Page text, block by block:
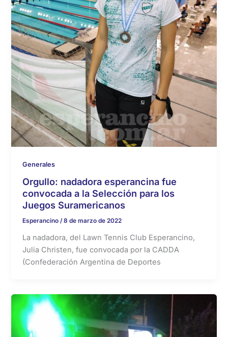
Generales
Orgullo: nadadora esperancina fue
convocada a la Selección para los
Juegos Suramericanos
Esperancino/8 de marzo de 2022
La nadadora, del Lawn Tennis Club Esperancino,
Julia Christen, fue convocada por la CADDA
(Confederación Argentina de Deportes